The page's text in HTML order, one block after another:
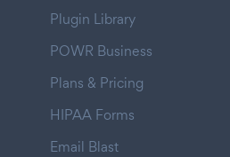
Plugin Library
POWR Business
Plans & Pricing
HIPAA Forms
Email Blast